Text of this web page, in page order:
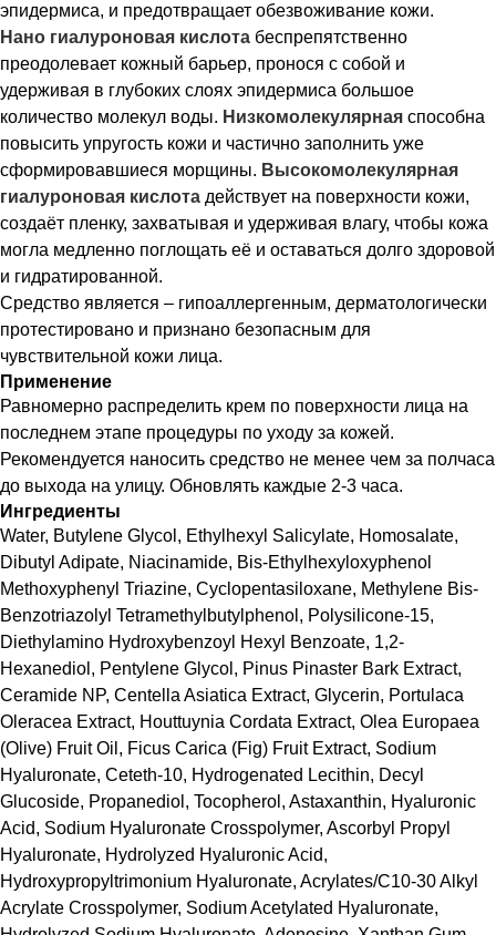
эпидермиса, и предотвращает обезвоживание кожи.
Нано гиалуроновая кислота беспрепятственно
преодолевает кожный барьер, пронося с собой и
удерживая в глубоких слоях эпидермиса большое
количество молекул воды. Низкомолекулярная способна
повысить упругость кожи и частично заполнить уже
сформировавшиеся морщины. Высокомолекулярная
гиалуроновая кислота действует на поверхности кожи,
создаёт пленку, захватывая и удерживая влагу, чтобы кожа
могла медленно поглощать её и оставаться долго здоровой
и гидратированной.
Средство является – гипоаллергенным, дерматологически
протестировано и признано безопасным для
чувствительной кожи лица.
Применение
Равномерно распределить крем по поверхности лица на
последнем этапе процедуры по уходу за кожей.
Рекомендуется наносить средство не менее чем за полчаса
до выхода на улицу. Обновлять каждые 2-3 часа.
Ингредиенты
Water, Butylene Glycol, Ethylhexyl Salicylate, Homosalate,
Dibutyl Adipate, Niacinamide, Bis-Ethylhexyloxyphenol
Methoxyphenyl Triazine, Cyclopentasiloxane, Methylene Bis-
Benzotriazolyl Tetramethylbutylphenol, Polysilicone-15,
Diethylamino Hydroxybenzoyl Hexyl Benzoate, 1,2-
Hexanediol, Pentylene Glycol, Pinus Pinaster Bark Extract,
Ceramide NP, Centella Asiatica Extract, Glycerin, Portulaca
Oleracea Extract, Houttuynia Cordata Extract, Olea Europaea
(Olive) Fruit Oil, Ficus Carica (Fig) Fruit Extract, Sodium
Hyaluronate, Ceteth-10, Hydrogenated Lecithin, Decyl
Glucoside, Propanediol, Tocopherol, Astaxanthin, Hyaluronic
Acid, Sodium Hyaluronate Crosspolymer, Ascorbyl Propyl
Hyaluronate, Hydrolyzed Hyaluronic Acid,
Hydroxypropyltrimonium Hyaluronate, Acrylates/C10-30 Alkyl
Acrylate Crosspolymer, Sodium Acetylated Hyaluronate,